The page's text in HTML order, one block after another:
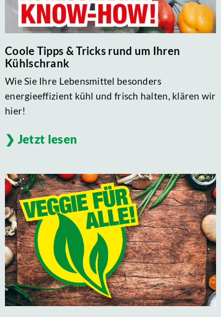
Coole Tipps & Tricks rund um Ihren
Kühlschrank
Wie Sie Ihre Lebensmittel besonders
energieeffizient kühl und frisch halten, klären wir
hier!
Jetzt lesen